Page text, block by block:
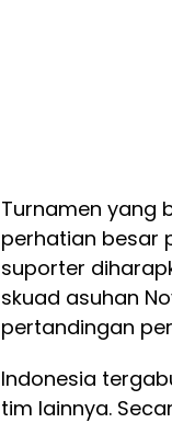
Turnamen yang
perhatian besar
suporter
skuad asuhan
pertandingan
Indonesia
tim lainnya.